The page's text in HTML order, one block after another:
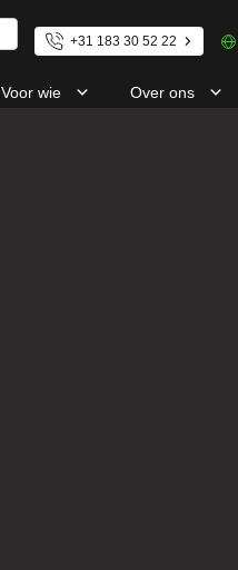
+31 183 30 52 22
Kies
een
Voor wie Over ons